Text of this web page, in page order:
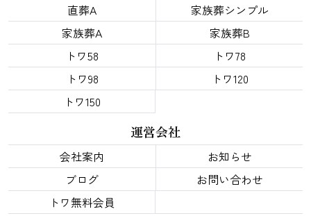
直葬A
家族葬シンプル
家族葬A
家族葬B
トワ58
トワ78
トワ98
トワ120
トワ150
運営会社
会社案内
お知らせ
ブログ
お問い合わせ
トワ無料会員